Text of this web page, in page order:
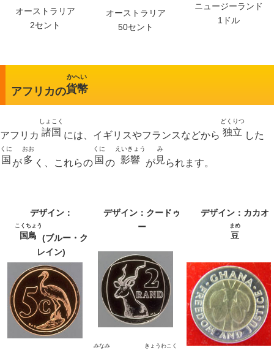
オーストラリア
2セント
オーストラリア
50セント
ニュージーランド
1ドル
アフリカの貨幣
かへい
アフリカ 諸国
しょこく
には、イギリスやフランスなどから 独立
どくりつ
した
国
くに
が多
おお
く、これらの 国
くに
の 影響
えいきょう
が見
み
られます。
デザイン：
国鳥
こくちょう
(ブルー・ク
レイン)
デザイン：クードゥ
ー
みなみ きょうわこく
デザイン：カカオ
豆
まめ